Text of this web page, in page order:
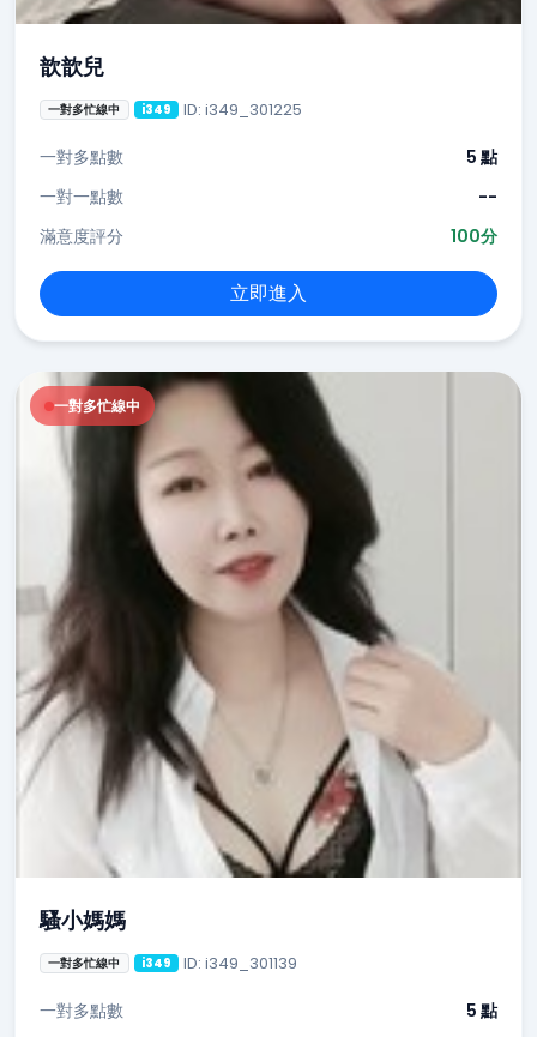
歆歆兒
一對多忙線中 i349 ID: i349_301225
一對多點數
5 點
一對一點數
--
滿意度評分
100分
立即進入
一對多忙線中
騷小媽媽
一對多忙線中 i349 ID: i349_301139
一對多點數 5 點